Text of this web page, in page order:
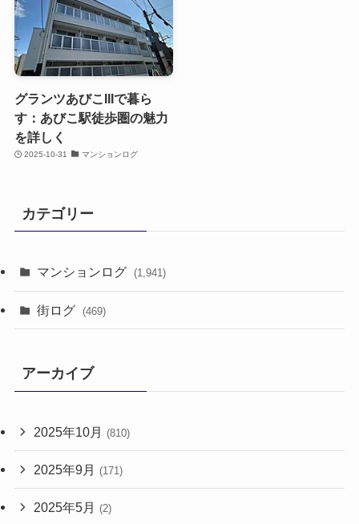
グランツあびこIIIで暮ら
す：あびこ駅徒歩圏の魅力
を詳しく
2025-10-31 マンションログ
カテゴリー
マンションログ (1,941)
街ログ (469)
アーカイブ
2025年10月 (810)
2025年9月 (171)
2025年5月 (2)